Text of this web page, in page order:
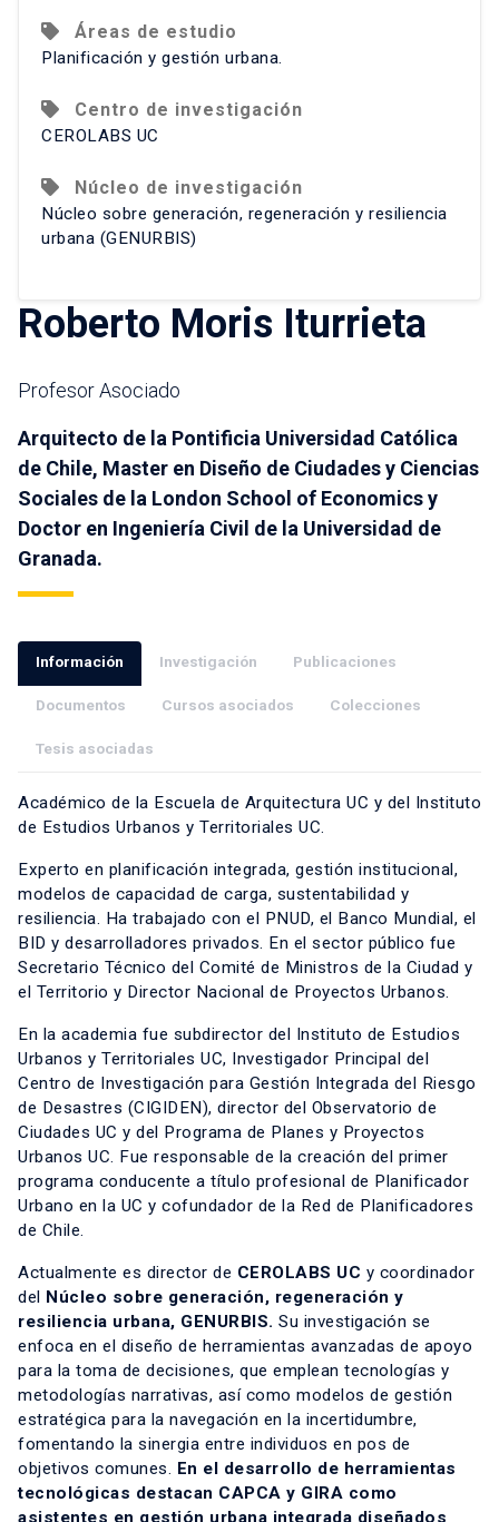
Áreas de estudio
Planificación y gestión urbana.
Centro de investigación
CEROLABS UC
Núcleo de investigación
Núcleo sobre generación, regeneración y resiliencia
urbana (GENURBIS)
Roberto Moris Iturrieta
Profesor Asociado
Arquitecto de la Pontificia Universidad Católica
de Chile, Master en Diseño de Ciudades y Ciencias
Sociales de la London School of Economics y
Doctor en Ingeniería Civil de la Universidad de
Granada.
Información Investigación Publicaciones
Documentos Cursos asociados Colecciones
Tesis asociadas
Académico de la Escuela de Arquitectura UC y del Instituto
de Estudios Urbanos y Territoriales UC.
Experto en planificación integrada, gestión institucional,
modelos de capacidad de carga, sustentabilidad y
resiliencia. Ha trabajado con el PNUD, el Banco Mundial, el
BID y desarrolladores privados. En el sector público fue
Secretario Técnico del Comité de Ministros de la Ciudad y
el Territorio y Director Nacional de Proyectos Urbanos.
En la academia fue subdirector del Instituto de Estudios
Urbanos y Territoriales UC, Investigador Principal del
Centro de Investigación para Gestión Integrada del Riesgo
de Desastres (CIGIDEN), director del Observatorio de
Ciudades UC y del Programa de Planes y Proyectos
Urbanos UC. Fue responsable de la creación del primer
programa conducente a título profesional de Planificador
Urbano en la UC y cofundador de la Red de Planificadores
de Chile.
Actualmente es director de CEROLABS UC y coordinador
del Núcleo sobre generación, regeneración y
resiliencia urbana, GENURBIS. Su investigación se
enfoca en el diseño de herramientas avanzadas de apoyo
para la toma de decisiones, que emplean tecnologías y
metodologías narrativas, así como modelos de gestión
estratégica para la navegación en la incertidumbre,
fomentando la sinergia entre individuos en pos de
objetivos comunes. En el desarrollo de herramientas
tecnológicas destacan CAPCA y GIRA como
asistentes en gestión urbana integrada diseñados